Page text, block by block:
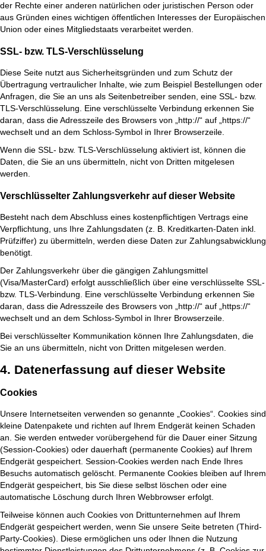
der Rechte einer anderen natürlichen oder juristischen Person oder
aus Gründen eines wichtigen öffentlichen Interesses der Europäischen
Union oder eines Mitgliedstaats verarbeitet werden.
SSL- bzw. TLS-Verschlüsselung
Diese Seite nutzt aus Sicherheitsgründen und zum Schutz der
Übertragung vertraulicher Inhalte, wie zum Beispiel Bestellungen oder
Anfragen, die Sie an uns als Seitenbetreiber senden, eine SSL- bzw.
TLS-Verschlüsselung. Eine verschlüsselte Verbindung erkennen Sie
daran, dass die Adresszeile des Browsers von „http://“ auf „https://“
wechselt und an dem Schloss-Symbol in Ihrer Browserzeile.
Wenn die SSL- bzw. TLS-Verschlüsselung aktiviert ist, können die
Daten, die Sie an uns übermitteln, nicht von Dritten mitgelesen
werden.
Verschlüsselter Zahlungsverkehr auf dieser Website
Besteht nach dem Abschluss eines kostenpflichtigen Vertrags eine
Verpflichtung, uns Ihre Zahlungsdaten (z. B. Kreditkarten-Daten inkl.
Prüfziffer) zu übermitteln, werden diese Daten zur Zahlungsabwicklung
benötigt.
Der Zahlungsverkehr über die gängigen Zahlungsmittel
(Visa/MasterCard) erfolgt ausschließlich über eine verschlüsselte SSL-
bzw. TLS-Verbindung. Eine verschlüsselte Verbindung erkennen Sie
daran, dass die Adresszeile des Browsers von „http://“ auf „https://“
wechselt und an dem Schloss-Symbol in Ihrer Browserzeile.
Bei verschlüsselter Kommunikation können Ihre Zahlungsdaten, die
Sie an uns übermitteln, nicht von Dritten mitgelesen werden.
4. Datenerfassung auf dieser Website
Cookies
Unsere Internetseiten verwenden so genannte „Cookies“. Cookies sind
kleine Datenpakete und richten auf Ihrem Endgerät keinen Schaden
an. Sie werden entweder vorübergehend für die Dauer einer Sitzung
(Session-Cookies) oder dauerhaft (permanente Cookies) auf Ihrem
Endgerät gespeichert. Session-Cookies werden nach Ende Ihres
Besuchs automatisch gelöscht. Permanente Cookies bleiben auf Ihrem
Endgerät gespeichert, bis Sie diese selbst löschen oder eine
automatische Löschung durch Ihren Webbrowser erfolgt.
Teilweise können auch Cookies von Drittunternehmen auf Ihrem
Endgerät gespeichert werden, wenn Sie unsere Seite betreten (Third-
Party-Cookies). Diese ermöglichen uns oder Ihnen die Nutzung